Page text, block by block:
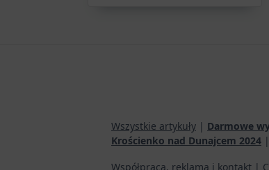
Wszystkie artykuły | Darmowe
Krościenko nad Dunajcem 2024 |
Współpraca, reklama i kontakt |